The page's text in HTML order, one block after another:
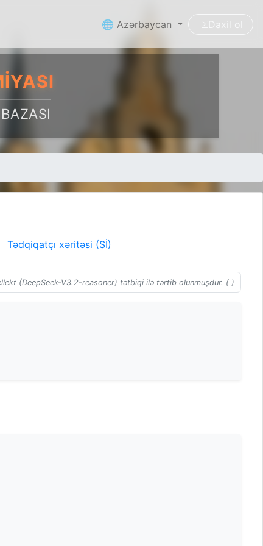
🌐 Azərbaycan Daxil ol
Tədqiqatçı xəritəsi (Sİ)
(DeepSeek-V3.2-reasoner) tətbiqi ilə tərtib olunmuşdur. ( )